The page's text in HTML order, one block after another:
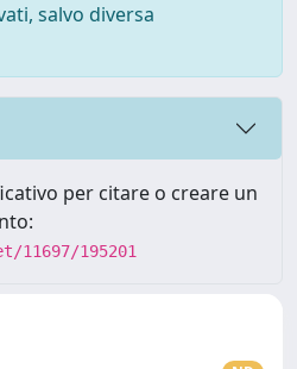
salvo diversa
per citare o creare un
195201